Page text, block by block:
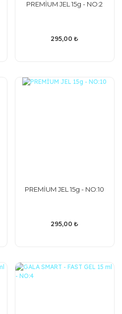
PREMİUM JEL 15g - NO:2
295,00 ₺
PREMİUM JEL 15g - NO:10
295,00 ₺